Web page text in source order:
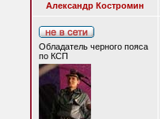
Александр Костромин
Обладатель черного пояса
по КСП